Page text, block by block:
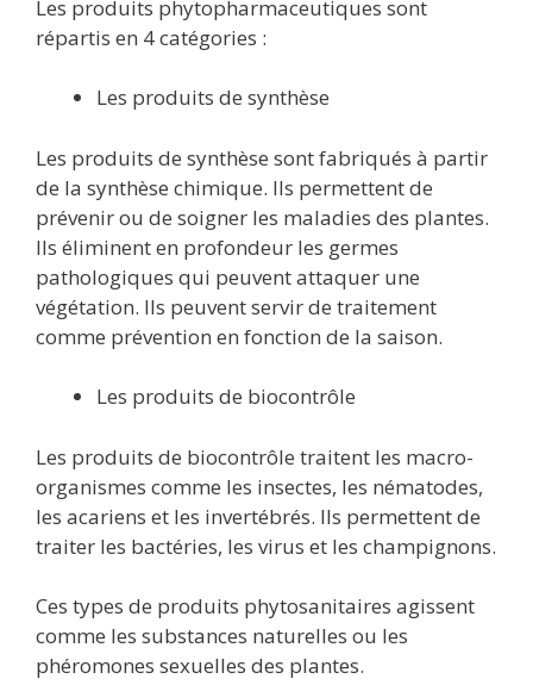
Les produits phytopharmaceutiques sont
répartis en 4 catégories :
Les produits de synthèse
Les produits de synthèse sont fabriqués à partir
de la synthèse chimique. Ils permettent de
prévenir ou de soigner les maladies des plantes.
Ils éliminent en profondeur les germes
pathologiques qui peuvent attaquer une
végétation. Ils peuvent servir de traitement
comme prévention en fonction de la saison.
Les produits de biocontrôle
Les produits de biocontrôle traitent les macro-
organismes comme les insectes, les nématodes,
les acariens et les invertébrés. Ils permettent de
traiter les bactéries, les virus et les champignons.
Ces types de produits phytosanitaires agissent
comme les substances naturelles ou les
phéromones sexuelles des plantes.